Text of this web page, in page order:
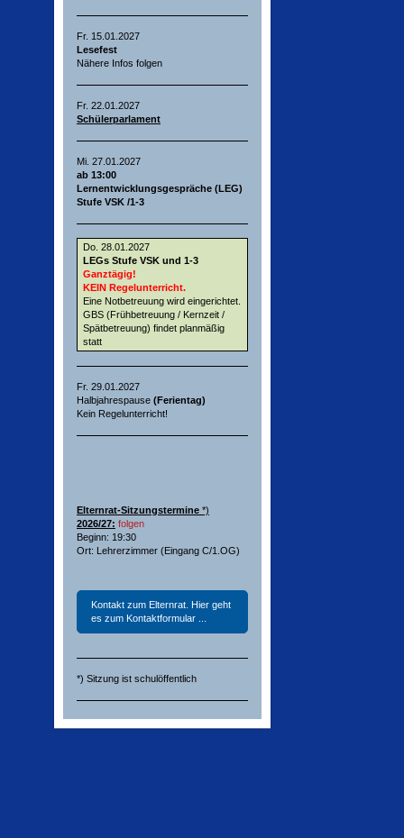
Fr. 15.01.2027
Lesefest
Nähere Infos folgen
Fr. 22.01.2027
Schülerparlament
Mi. 27.01.2027
ab 13:00
Lernentwicklungsgespräche (LEG)
Stufe VSK /1-3
Do. 28.01.2027
LEGs Stufe VSK und 1-3
Ganztägig!
KEIN Regelunterricht.
Eine Notbetreuung wird eingerichtet.
GBS (Frühbetreuung / Kernzeit /
Spätbetreuung) findet planmäßig
statt
Fr. 29.01.2027
Halbjahrespause (Ferientag)
Kein Regelunterricht!
Elternrat-Sitzungstermine *)
2026/27: folgen
Beginn: 19:30
Ort: Lehrerzimmer (Eingang C/1.OG)
Kontakt zum Elternrat. Hier geht
es zum Kontaktformular ...
*) Sitzung ist schulöffentlich